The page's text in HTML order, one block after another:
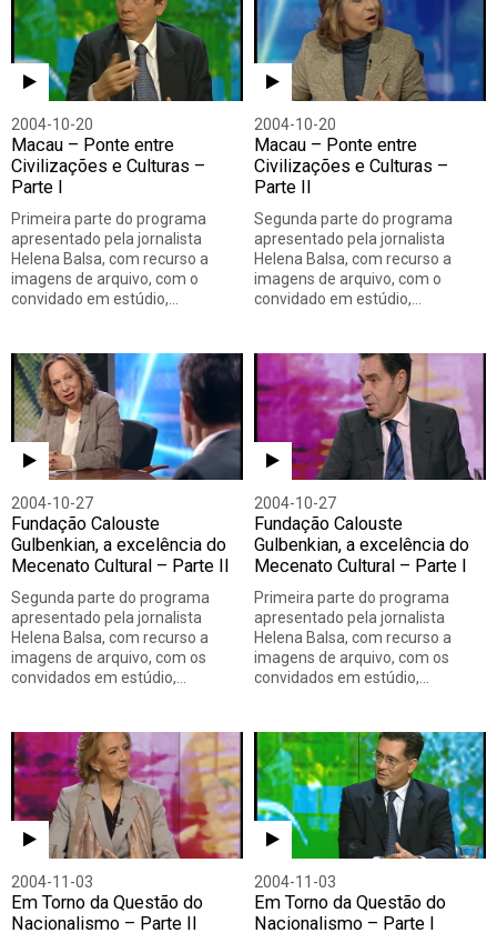
2004-10-20
Macau – Ponte entre
Civilizações e Culturas –
Parte I
Primeira parte do programa
apresentado pela jornalista
Helena Balsa, com recurso a
imagens de arquivo, com o
convidado em estúdio,…
2004-10-20
Macau – Ponte entre
Civilizações e Culturas –
Parte II
Segunda parte do programa
apresentado pela jornalista
Helena Balsa, com recurso a
imagens de arquivo, com o
convidado em estúdio,…
2004-10-27
Fundação Calouste
Gulbenkian, a excelência do
Mecenato Cultural – Parte II
Segunda parte do programa
apresentado pela jornalista
Helena Balsa, com recurso a
imagens de arquivo, com os
convidados em estúdio,…
2004-10-27
Fundação Calouste
Gulbenkian, a excelência do
Mecenato Cultural – Parte I
Primeira parte do programa
apresentado pela jornalista
Helena Balsa, com recurso a
imagens de arquivo, com os
convidados em estúdio,…
2004-11-03
Em Torno da Questão do
Nacionalismo – Parte II
2004-11-03
Em Torno da Questão do
Nacionalismo – Parte I